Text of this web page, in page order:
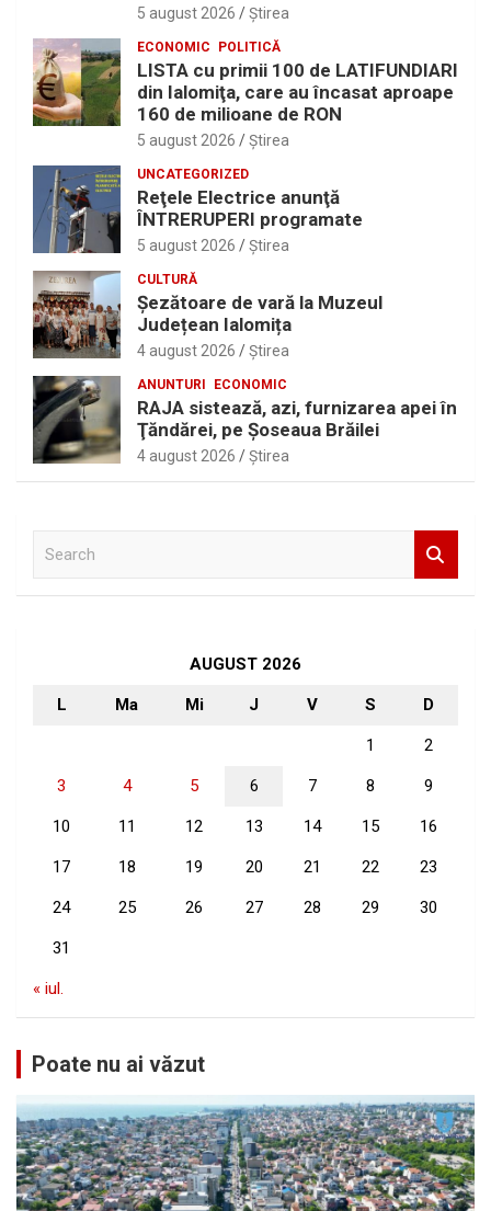
5 august 2026 Ştirea
ECONOMIC POLITICĂ
LISTA cu primii 100 de LATIFUNDIARI
din Ialomiţa, care au încasat aproape
160 de milioane de RON
5 august 2026 Ştirea
UNCATEGORIZED
Reţele Electrice anunţă
ÎNTRERUPERI programate
5 august 2026 Ştirea
CULTURĂ
Șezătoare de vară la Muzeul
Județean Ialomița
4 august 2026 Ştirea
ANUNTURI ECONOMIC
RAJA sistează, azi, furnizarea apei în
Ţăndărei, pe Şoseaua Brăilei
4 august 2026 Ştirea
AUGUST 2026
L Ma Mi J V S D
1 2
3 4 5 6 7 8 9
10 11 12 13 14 15 16
17 18 19 20 21 22 23
24 25 26 27 28 29 30
31
« iul.
Poate nu ai văzut